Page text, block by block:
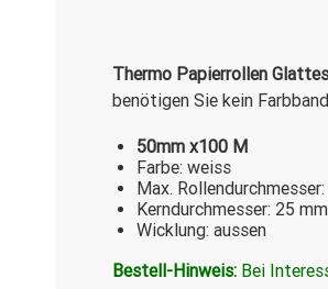
Thermo Papierrollen
benötigen Sie kein
50mm x100 M
Farbe: weiss
Max.
Kerndurchmesser: 25 mm
Wicklung: aussen
Bestell-Hinweis: Bei